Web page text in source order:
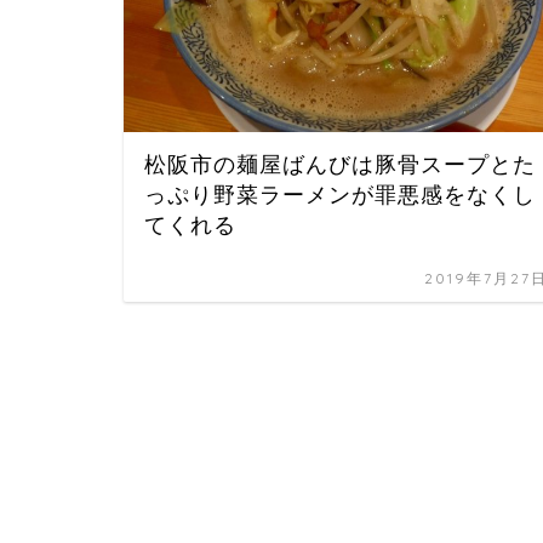
松阪市の麺屋ばんびは豚骨スープとた
っぷり野菜ラーメンが罪悪感をなくし
てくれる
2019年7月27